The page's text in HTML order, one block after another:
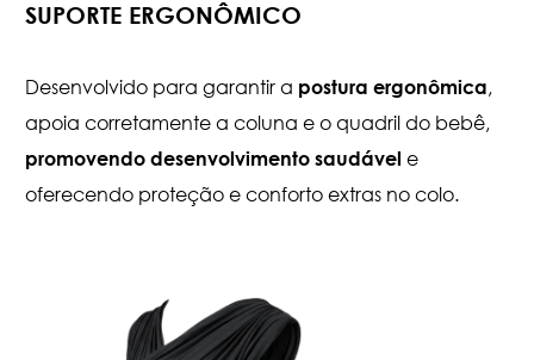
SUPORTE ERGONÔMICO
Desenvolvido para garantir a postura ergonômica,
apoia corretamente a coluna e o quadril do bebê,
promovendo desenvolvimento saudável e
oferecendo proteção e conforto extras no colo.